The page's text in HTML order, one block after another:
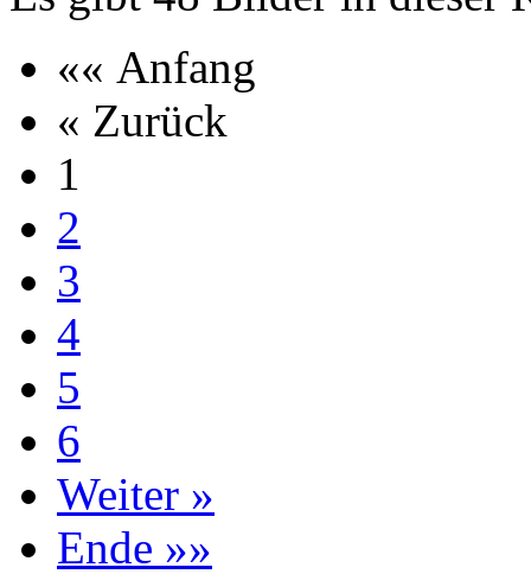
«« Anfang
« Zurück
1
2
3
4
5
6
Weiter »
Ende »»